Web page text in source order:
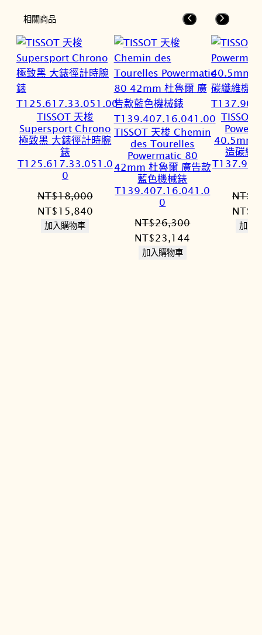
相關商品
TISSOT 天梭
Supersport Chrono
極致黑 大錶徑計時腕
錶
T125.617.33.051.0
0
NT$18,000
原
始
NT$15,840目
加入購物車
TISSOT 天梭 Chemin
des Tourelles
Powermatic 80
42mm 杜魯爾 廣告款
藍色機械錶
T139.407.16.041.0
0
NT$26,300
原
始
NT$23,144
加入購物車
TISSOT
40.5mm
造碳纖
NT$
原
始
NT$
加入